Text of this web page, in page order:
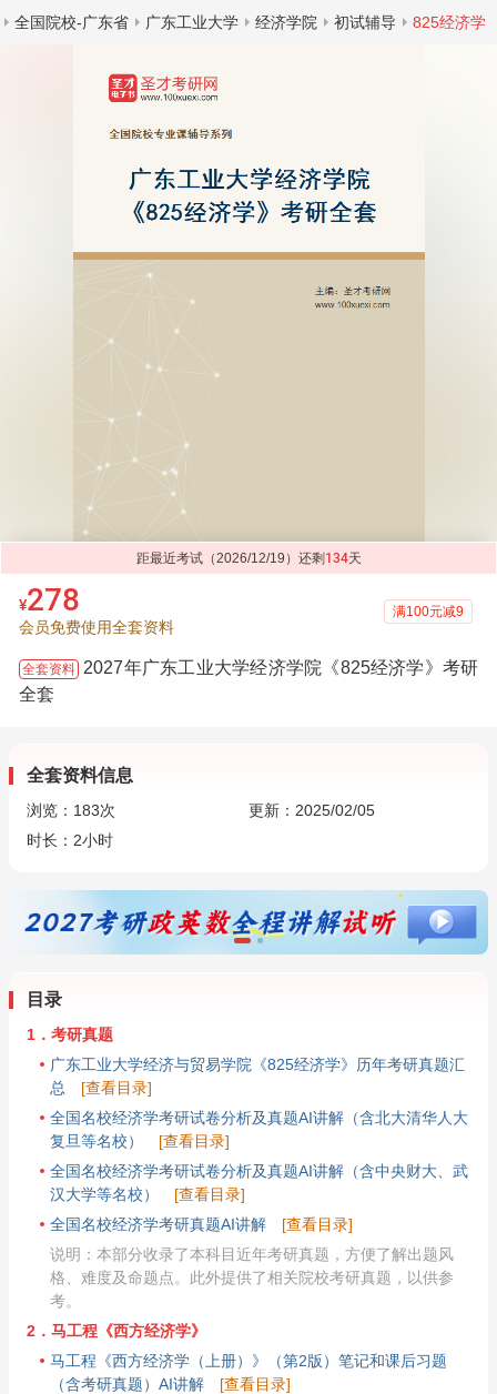
全国院校-广东省 广东工业大学 经济学院 初试辅导 825经济学
距最近考试（2026/12/19）还剩 134天
¥278
会员免费使用全套资料
满100元减9
全套资料 2027年广东工业大学经济学院《825经济学》考研
全套
全套资料信息
浏览： 183次
更新：2025/02/05
时长：2小时
目录
1．考研真题
广东工业大学经济与贸易学院《825经济学》历年考研真题汇
总
[查看目录]
全国名校经济学考研试卷分析及真题AI讲解（含北大清华人大
复旦等名校）
[查看目录]
全国名校经济学考研试卷分析及真题AI讲解（含中央财大、武
汉大学等名校）
[查看目录]
全国名校经济学考研真题AI讲解
[查看目录]
说明：本部分收录了本科目近年考研真题，方便了解出题风
格、难度及命题点。此外提供了相关院校考研真题，以供参
考。
2．马工程《西方经济学》
马工程《西方经济学（上册）》（第2版）笔记和课后习题
（含考研真题）AI讲解
[查看目录]